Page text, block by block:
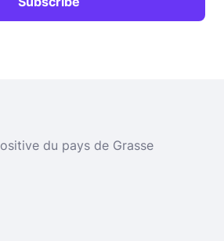
du pays de Grasse